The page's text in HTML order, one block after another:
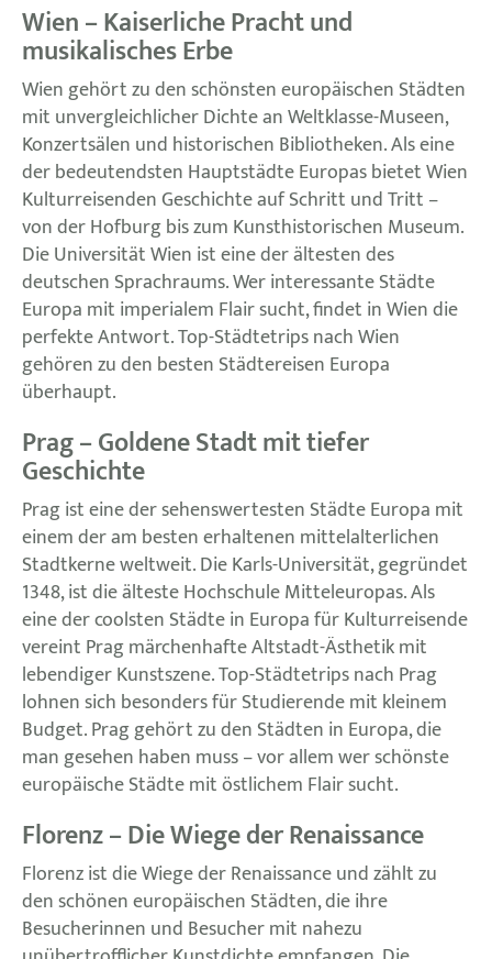
Wien – Kaiserliche Pracht und
musikalisches Erbe
Wien gehört zu den schönsten europäischen Städten
mit unvergleichlicher Dichte an Weltklasse-Museen,
Konzertsälen und historischen Bibliotheken. Als eine
der bedeutendsten Hauptstädte Europas bietet Wien
Kulturreisenden Geschichte auf Schritt und Tritt –
von der Hofburg bis zum Kunsthistorischen Museum.
Die Universität Wien ist eine der ältesten des
deutschen Sprachraums. Wer interessante Städte
Europa mit imperialem Flair sucht, findet in Wien die
perfekte Antwort. Top-Städtetrips nach Wien
gehören zu den besten Städtereisen Europa
überhaupt.
Prag – Goldene Stadt mit tiefer
Geschichte
Prag ist eine der sehenswertesten Städte Europa mit
einem der am besten erhaltenen mittelalterlichen
Stadtkerne weltweit. Die Karls-Universität, gegründet
1348, ist die älteste Hochschule Mitteleuropas. Als
eine der coolsten Städte in Europa für Kulturreisende
vereint Prag märchenhafte Altstadt-Ästhetik mit
lebendiger Kunstszene. Top-Städtetrips nach Prag
lohnen sich besonders für Studierende mit kleinem
Budget. Prag gehört zu den Städten in Europa, die
man gesehen haben muss – vor allem wer schönste
europäische Städte mit östlichem Flair sucht.
Florenz – Die Wiege der Renaissance
Florenz ist die Wiege der Renaissance und zählt zu
den schönen europäischen Städten, die ihre
Besucherinnen und Besucher mit nahezu